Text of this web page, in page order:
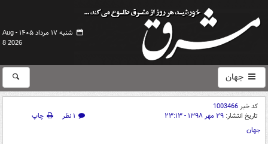
شنبه ۱۷ مرداد ۱۴۰۵ -
Aug
8 2026
جهان
کد خبر1003466
تاریخ انتشار: ۲۹ مهر ۱۳۹۸ - ۲۳:۱۳ ۱ نظر
چاپ
جهان